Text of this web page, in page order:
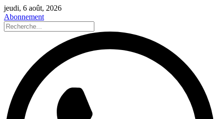
jeudi, 6 août, 2026
Abonnement